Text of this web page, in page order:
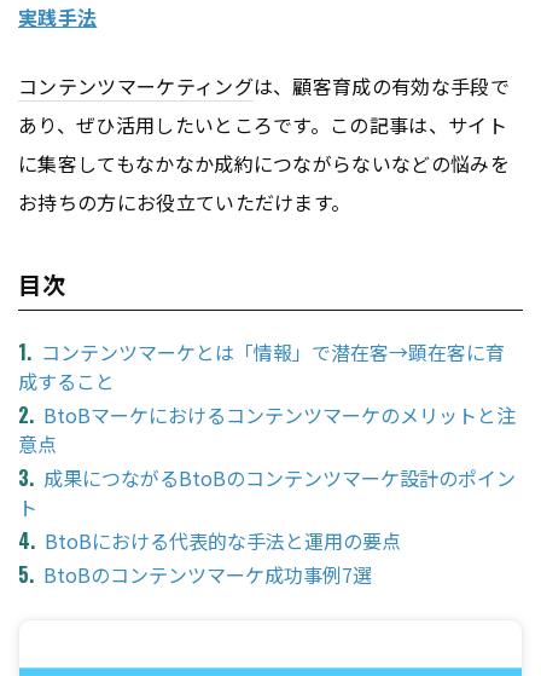
実践手法
コンテンツマーケティングは、顧客育成の有効な手段で
あり、ぜひ活用したいところです。この記事は、サイト
に集客してもなかなか成約につながらないなどの悩みを
お持ちの方にお役立ていただけます。
目次
コンテンツマーケとは「情報」で潜在客→顕在客に育
成すること
BtoBマーケにおけるコンテンツマーケのメリットと注
意点
成果につながるBtoBのコンテンツマーケ設計のポイン
ト
BtoBにおける代表的な手法と運用の要点
BtoBのコンテンツマーケ成功事例7選